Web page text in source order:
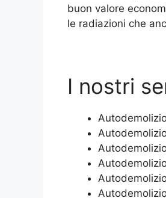
buon valore
le radiazioni che
I nostri